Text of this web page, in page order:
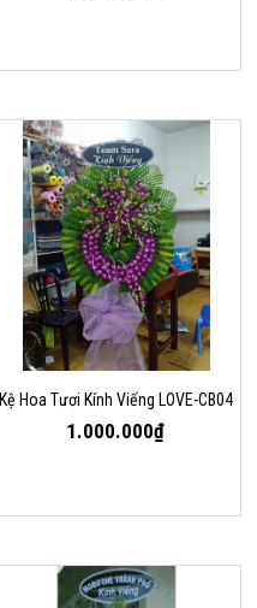
Kệ Hoa Tươi Kính Viếng LOVE-CB04
1.000.000₫